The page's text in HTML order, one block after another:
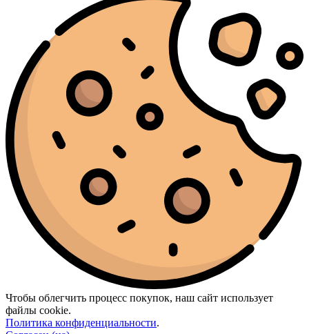
(15)
Montblanc (3)
Morph (1)
Moschino
Nasomatto
Nina Ricci
(1)
Nishane (2)
Orlov Paris
Ormonde Jayne (3)
Orto Parisi (3)
Paco Rabanne
Parfums de Marly
(16)
(3)
Ralph Lauren (3)
Rasasi
Rave
RicHarD Maison De Parfum
(1)
Roja Parfums
(3)
Sol De Janeiro (5)
Sospiro
Stefano Ricci (1)
Tauer Perfumes
The Beautiful Mind Series (1)
Чтобы облегчить процесс покупок, наш сайт использует
файлы cookie.
Политика конфиденциальности.